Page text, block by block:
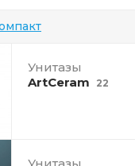
Унитазы
ArtCeram
22